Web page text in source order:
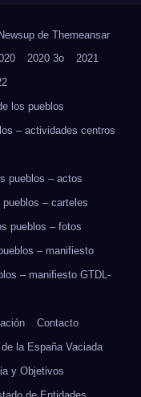
de Themeansar
2020 3o
2021
los pueblos
– actividades centros
pueblos – actos
– carteles
pueblos – fotos
– manifiesto
– manifiesto GTDL-
Contacto
la España Vaciada
y Objetivos